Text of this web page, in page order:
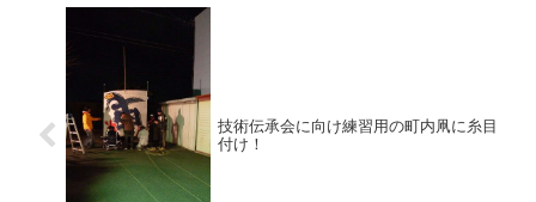
技術伝承会に向け練習用の町内凧に糸目
付け！